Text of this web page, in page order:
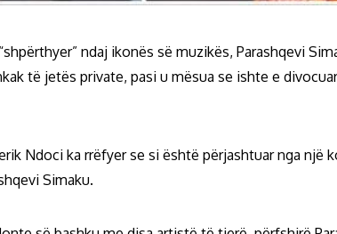
ndaj ikonës së muzikës, Parashqevi
të jetës private, pasi u mësua se ishte e
Ndoci ka rrëfyer se si është përjashtuar nga një
Simaku.